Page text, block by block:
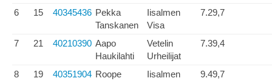
6 15 40345436 Pekka
Tanskanen
Iisalmen
Visa
7.29,7
7 21 40210390 Aapo
Haukilahti
Vetelin
Urheilijat
7.39,4
8 19 40351904 Roope
Iisalmen
9.49,7